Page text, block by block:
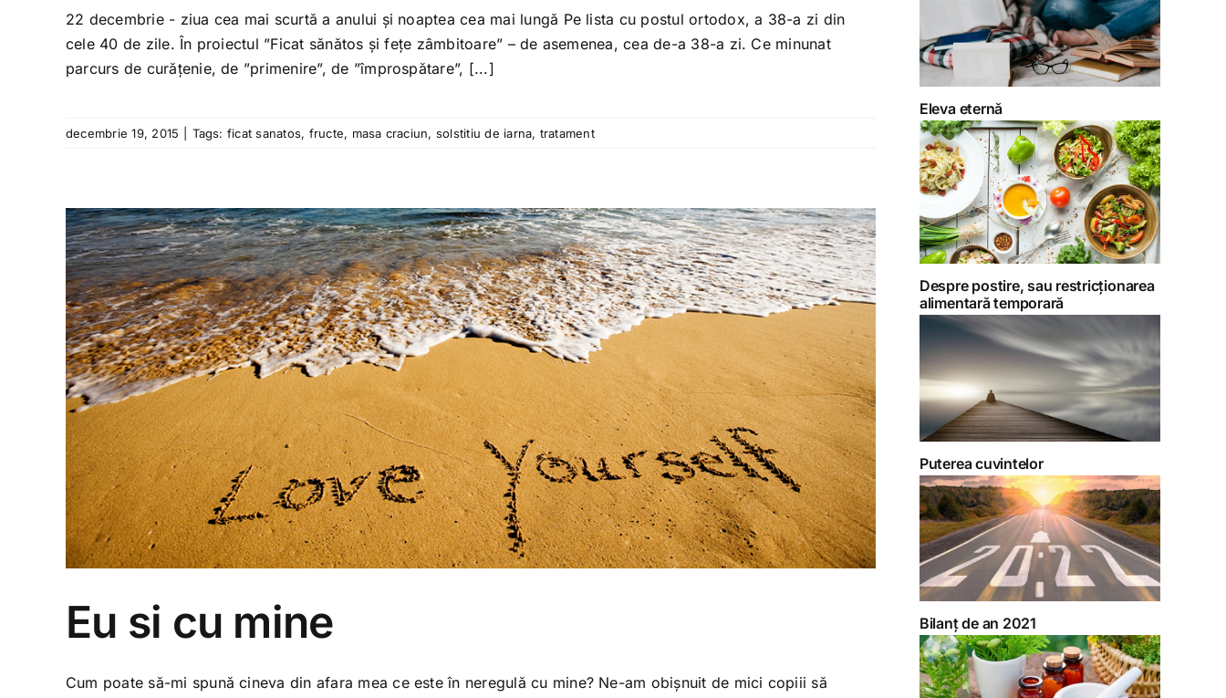
22 decembrie - ziua cea mai scurtă a anului și noaptea cea mai lungă Pe lista cu postul ortodox, a 38-a zi din
cele 40 de zile. În proiectul ”Ficat sănătos și fețe zâmbitoare” – de asemenea, cea de-a 38-a zi. Ce minunat
parcurs de curățenie, de ”primenire”, de ”împrospătare”, [...]
decembrie 19, 2015 Tags: ficat sanatos, fructe, masa craciun, solstitiu de iarna, tratament
Eu si cu mine
Cum poate să-mi spună cineva din afara mea ce este în neregulă cu mine? Ne-am obișnuit de mici copiii să
Eleva eternă
Despre postire, sau restricționarea
alimentară temporară
Puterea cuvintelor
Bilanț de an 2021